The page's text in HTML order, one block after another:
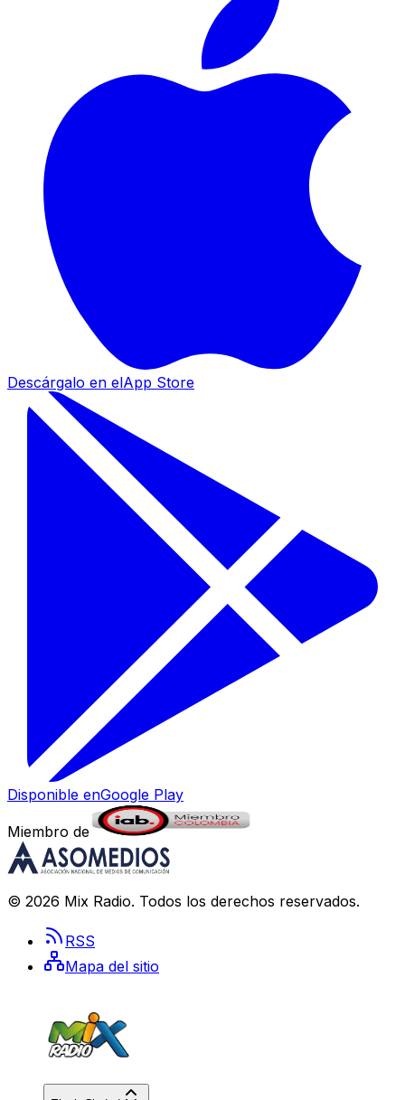
Descárgalo en elApp Store
Disponible enGoogle Play
Miembro de
© 2026 Mix Radio. Todos los derechos reservados.
RSS
Mapa del sitio